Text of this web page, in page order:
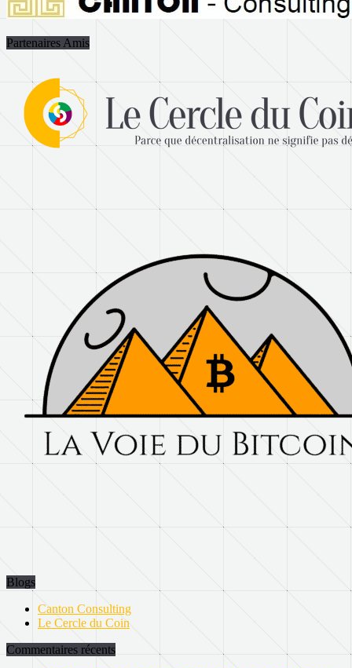
Partenaires Amis
Blogs
Canton Consulting
Le Cercle du Coin
Commentaires récents